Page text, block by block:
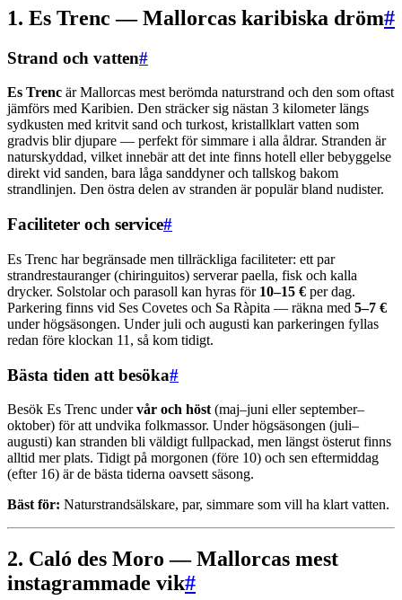
1. Es Trenc — Mallorcas karibiska dröm#
Strand och vatten#
Es Trenc är Mallorcas mest berömda naturstrand och den som oftast
jämförs med Karibien. Den sträcker sig nästan 3 kilometer längs
sydkusten med kritvit sand och turkost, kristallklart vatten som
gradvis blir djupare — perfekt för simmare i alla åldrar. Stranden är
naturskyddad, vilket innebär att det inte finns hotell eller bebyggelse
direkt vid sanden, bara låga sanddyner och tallskog bakom
strandlinjen. Den östra delen av stranden är populär bland nudister.
Faciliteter och service#
Es Trenc har begränsade men tillräckliga faciliteter: ett par
strandrestauranger (chiringuitos) serverar paella, fisk och kalla
drycker. Solstolar och parasoll kan hyras för 10–15 € per dag.
Parkering finns vid Ses Covetes och Sa Ràpita — räkna med 5–7 €
under högsäsongen. Under juli och augusti kan parkeringen fyllas
redan före klockan 11, så kom tidigt.
Bästa tiden att besöka#
Besök Es Trenc undervår och höst (maj–juni eller september–
oktober) för att undvika folkmassor. Under högsäsongen (juli–
augusti) kan stranden bli väldigt fullpackad, men längst österut finns
alltid mer plats. Tidigt på morgonen (före 10) och sen eftermiddag
(efter 16) är de bästa tiderna oavsett säsong.
Bäst för: Naturstrandsälskare, par, simmare som vill ha klart vatten.
2. Caló des Moro — Mallorcas mest
instagrammade vik#